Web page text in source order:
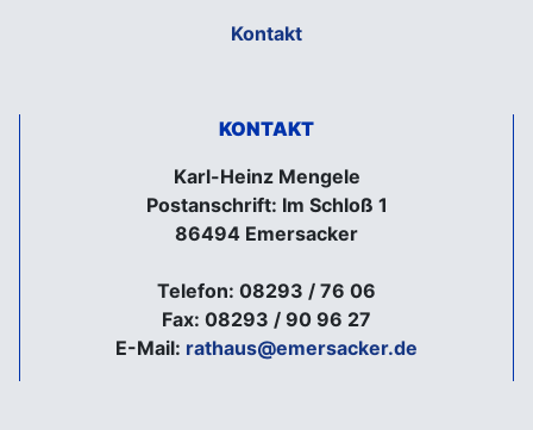
Kontakt
KONTAKT
Karl-Heinz Mengele
Postanschrift: Im Schloß 1
86494 Emersacker
Telefon: 08293 / 76 06
Fax: 08293 / 90 96 27
E-Mail: rathaus@emersacker.de